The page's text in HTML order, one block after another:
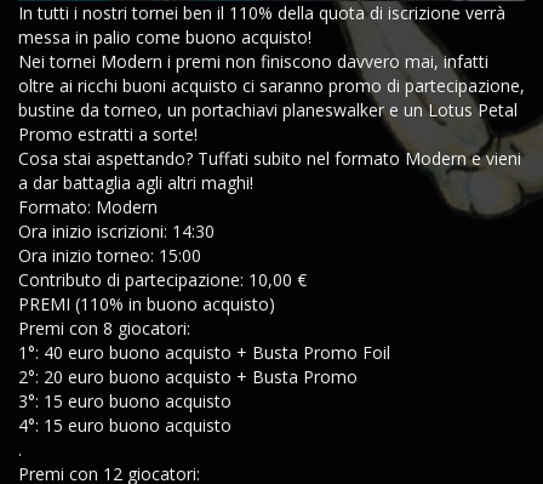
In tutti i nostri tornei ben il 110% della quota di iscrizione verrà
messa in palio come buono acquisto!
Nei tornei Modern i premi non finiscono davvero mai, infatti
oltre ai ricchi buoni acquisto ci saranno promo di partecipazione,
bustine da torneo, un portachiavi planeswalker e un Lotus Petal
Promo estratti a sorte!
Cosa stai aspettando? Tuffati subito nel formato Modern e vieni
a dar battaglia agli altri maghi!
Formato: Modern
Ora inizio iscrizioni: 14:30
Ora inizio torneo: 15:00
Contributo di partecipazione: 10,00 €
PREMI (110% in buono acquisto)
Premi con 8 giocatori:
1°: 40 euro buono acquisto + Busta Promo Foil
2°: 20 euro buono acquisto + Busta Promo
3°: 15 euro buono acquisto
4°: 15 euro buono acquisto
.
Premi con 12 giocatori: